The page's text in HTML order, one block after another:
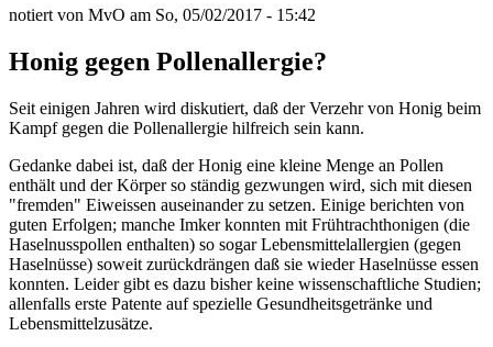
notiert von MvO am So, 05/02/2017 - 15:42
Honig gegen Pollenallergie?
Seit einigen Jahren wird diskutiert, daß der Verzehr von Honig beim
Kampf gegen die Pollenallergie hilfreich sein kann.
Gedanke dabei ist, daß der Honig eine kleine Menge an Pollen
enthält und der Körper so ständig gezwungen wird, sich mit diesen
"fremden" Eiweissen auseinander zu setzen. Einige berichten von
guten Erfolgen; manche Imker konnten mit Frühtrachthonigen (die
Haselnusspollen enthalten) so sogar Lebensmittelallergien (gegen
Haselnüsse) soweit zurückdrängen daß sie wieder Haselnüsse essen
konnten. Leider gibt es dazu bisher keine wissenschaftliche Studien;
allenfalls erste Patente auf spezielle Gesundheitsgetränke und
Lebensmittelzusätze.